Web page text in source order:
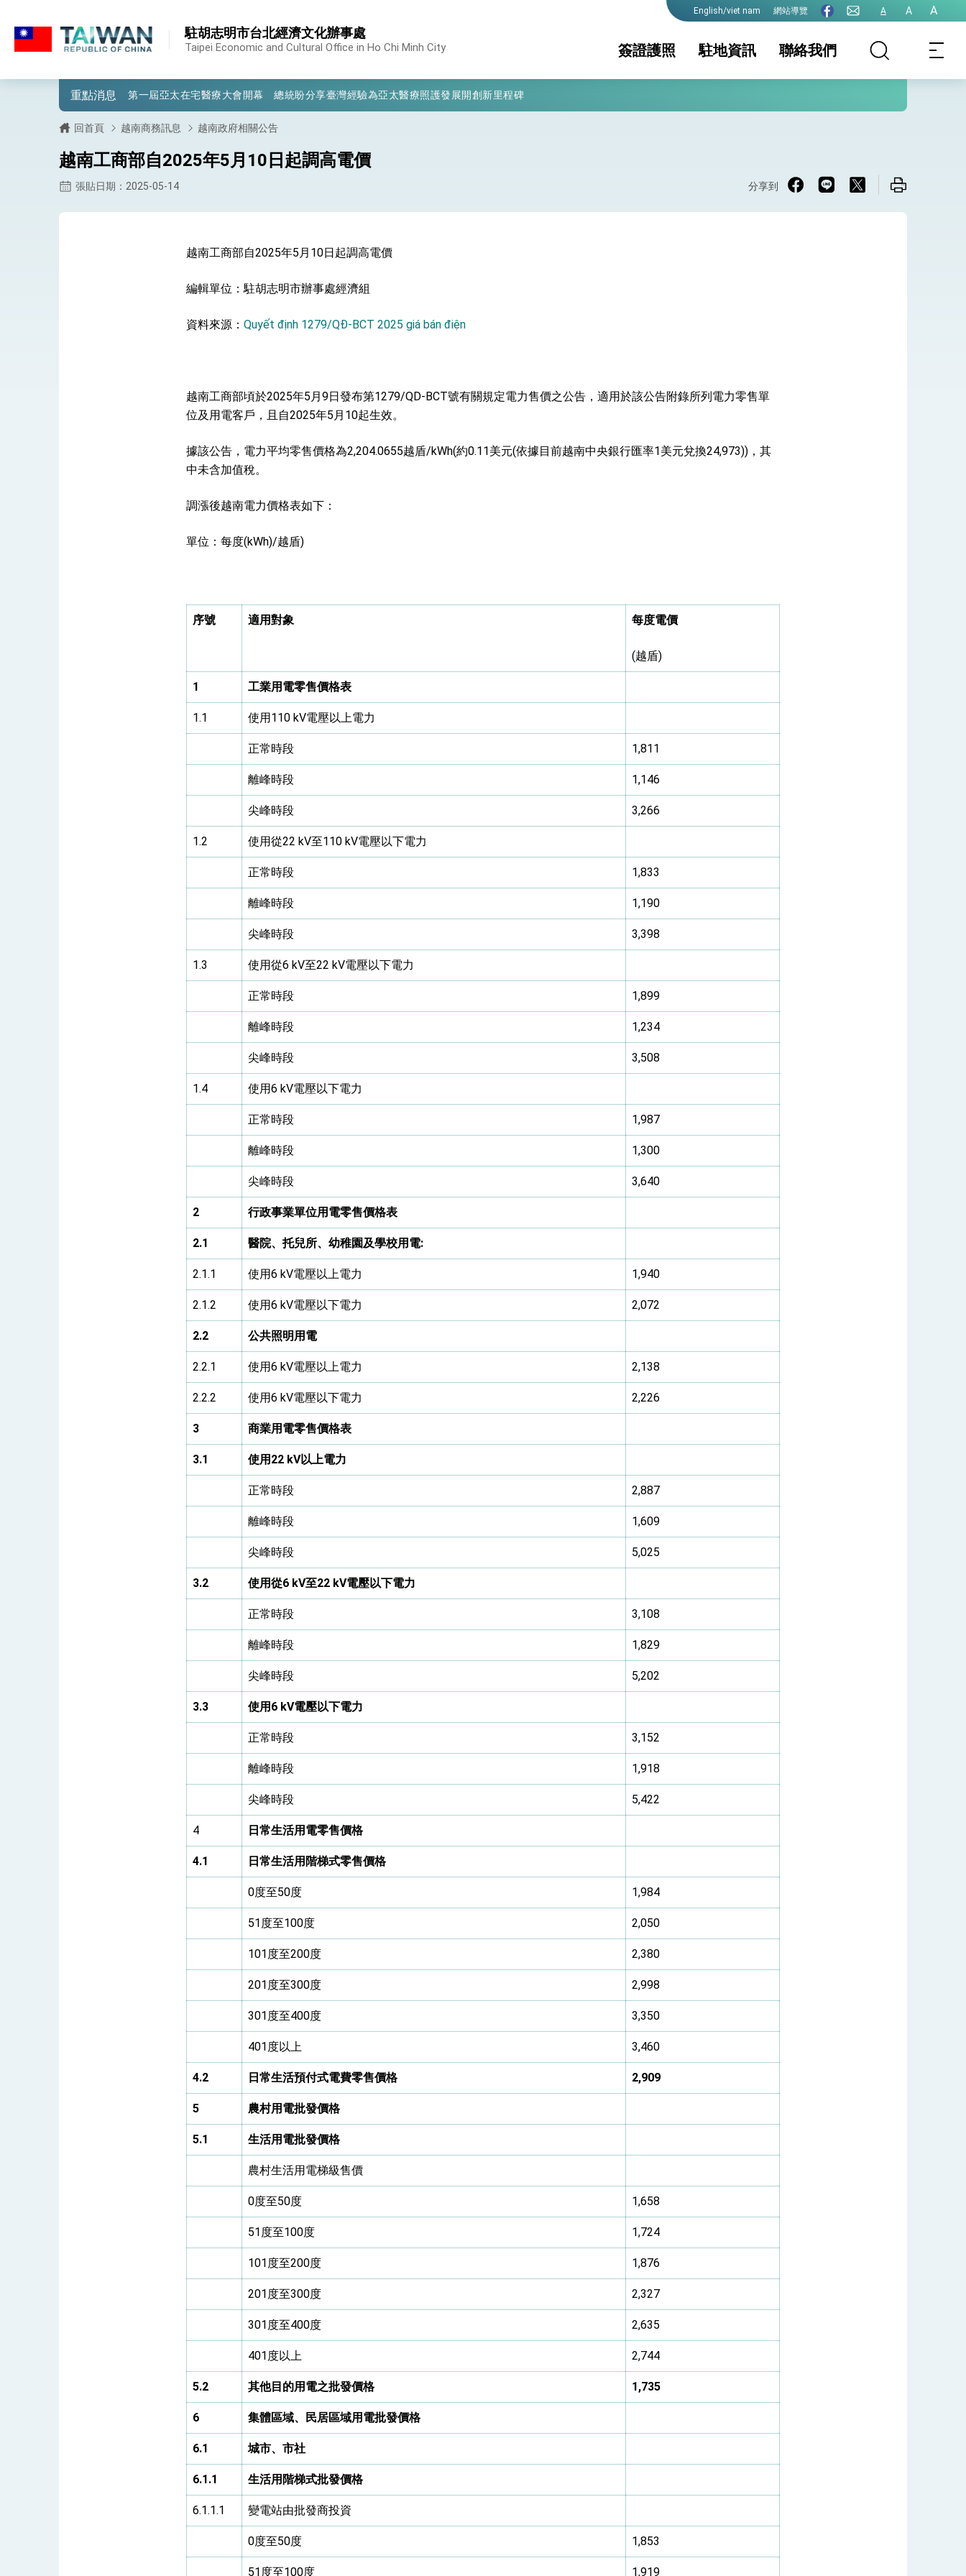
English/viet nam 網站導覽 A A A
駐胡志明市台北經濟文化辦事處
Taipei Economic and Cultural Office in Ho Chi Minh City 簽證護照
收發文時間 公告
簽證須知
文件證明表格下載
區
文件證明須知
柬埔寨人士申請簽
駐地資訊
駐地基本資料 簽證及入境須知
生活資訊
聯絡我們
重點消息
外交部重要言論
第一屆亞太在宅醫療大會開幕 總統盼分享臺灣經驗為亞太醫療照護發展開創新里程碑
外交部發布WHA文宣影片「台灣醫療點亮世界」及「台灣智慧醫療與健康產業展」預告短片，向世界展現台灣守護全球健康的創新能量
總統出訪史瓦帝尼返國談話 強調臺灣人有權利走向世界 盼與理念相近國家共同維護國際秩序
堅定走向世界 賴總統抵達史瓦帝尼王國進行國是訪問
總統與五院院長新春茶敘 盼化分歧為團結、為國家邁出合作第一步
臺美簽署「對等貿易協定」確立對等關稅15%且不疊加 我輸美2072項產品豁免對等關稅
總統接受「法新社」（AFP）專訪內容
總統主持「台美經濟繁榮夥伴對話」記者會 說明臺美合作三大戰略方向 盼與民主夥伴共同引領 下一個世代的繁榮
外交部長林佳龍午宴歡迎美國聯邦參議員蓋耶哥訪問團
外交部長林佳龍接見美國智庫「德國馬歇爾基金會」訪問團一行，深化跨大西洋戰略夥伴關係
外交部長林佳龍主持第35次「參與亞太經濟合作策略小組」跨部會會議
總統以「韌性之島，希望之光」為題發表2026新 年談話
變局中 奮起的新臺灣 總統發表國慶演說
總統發表執政周年談話 盼面對未來挑戰 堅持團結 迎風轉型 穩健前行
外交部重要言論
我國政府將在美國亞利桑納州設立「駐鳳凰城辦事處」，進一步深化台美交流合作
回首頁 越南商務訊息 越南政府相關公告
越南工商部自2025年5月10日起調高電價
張貼日期：2025-05-14 分享到
越南工商部自2025年5月10日起調高電價
編輯單位：駐胡志明市辦事處經濟組
資料來源： Quyết định 1279/QĐ-BCT 2025 giá bán điện
越南工商部頃於2025年5月9日發布第1279/QD-BCT號有關規定電力售價之公告，適用於該公告附錄所列電力零售單
位及用電客戶，且自2025年5月10起生效。
據該公告，電力平均零售價格為2,204.0655越盾/kWh(約0.11美元(依據目前越南中央銀行匯率1美元兌換24,973))，其
中未含加值稅。
調漲後越南電力價格表如下：
單位：每度(kWh)/越盾)
序號 適用對象 每度電價
(越盾)
1 工業用電零售價格表
1.1 使用110 kV電壓以上電力
正常時段 1,811
離峰時段 1,146
尖峰時段 3,266
1.2 使用從22 kV至110 kV電壓以下電力
正常時段 1,833
離峰時段 1,190
尖峰時段 3,398
1.3 使用從6 kV至22 kV電壓以下電力
正常時段 1,899
離峰時段 1,234
尖峰時段 3,508
1.4 使用6 kV電壓以下電力
正常時段 1,987
離峰時段 1,300
尖峰時段 3,640
2 行政事業單位用電零售價格表
2.1 醫院、托兒所、幼稚園及學校用電:
2.1.1 使用6 kV電壓以上電力 1,940
2.1.2 使用6 kV電壓以下電力 2,072
2.2 公共照明用電
2.2.1 使用6 kV電壓以上電力 2,138
2.2.2 使用6 kV電壓以下電力 2,226
3 商業用電零售價格表
3.1 使用 22 kV以上電力
正常時段 2,887
離峰時段 1,609
尖峰時段 5,025
3.2 使用從6 kV至22 kV電壓以下電力
正常時段 3,108
離峰時段 1,829
尖峰時段 5,202
3.3 使用 6 kV電壓以下電力
正常時段 3,152
離峰時段 1,918
尖峰時段 5,422
4 日常生活用電零售價格
4.1 日常生活用階梯式零售價格
0度至50度 1,984
51度至100度 2,050
101度至200度 2,380
201度至300度 2,998
301度至400度 3,350
401度以上 3,460
4.2 日常生活預付式電費零售價格 2,909
5 農村用電批發價格
5.1 生活用電批發價格
農村生活用電梯級售價
0度至50度 1,658
51度至100度 1,724
101度至200度 1,876
201度至300度 2,327
301度至400度 2,635
401度以上 2,744
5.2 其他目的用電之批發價格 1,735
6 集體區域、民居區域用電批發價格
6.1 城市、市社
6.1.1 生活用階梯式批發價格
6.1.1.1 變電站由批發商投資
0度至50度 1,853
51度至100度 1,919